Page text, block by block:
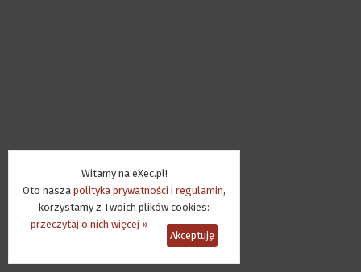
Witamy na eXec.pl!
Oto nasza polityka prywatności i regulamin,
korzystamy z Twoich plików cookies:
przeczytaj o nich więcej »
Akceptuję